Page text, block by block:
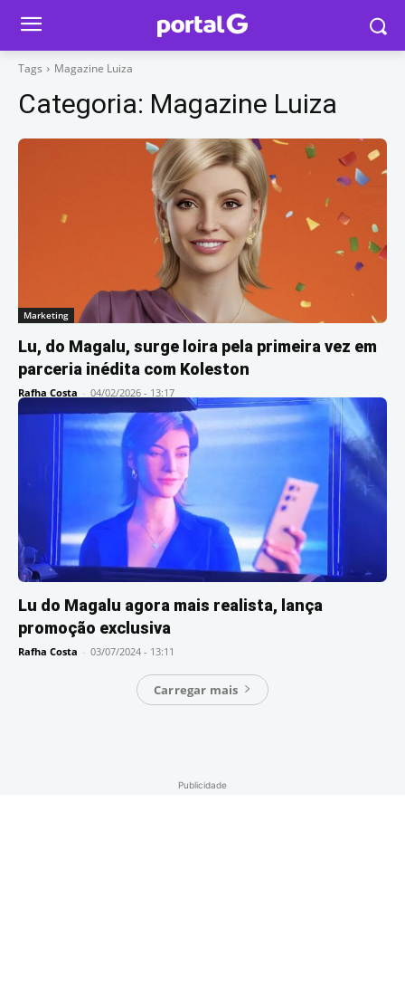
Tags Magazine Luiza
Categoria: Magazine Luiza
Marketing
Lu, do Magalu, surge loira pela primeira vez em
parceria inédita com Koleston
Rafha Costa - 04/02/2026 - 13:17
Lu do Magalu agora mais realista, lança
promoção exclusiva
Rafha Costa - 03/07/2024 - 13:11
Carregar mais
Publicidade